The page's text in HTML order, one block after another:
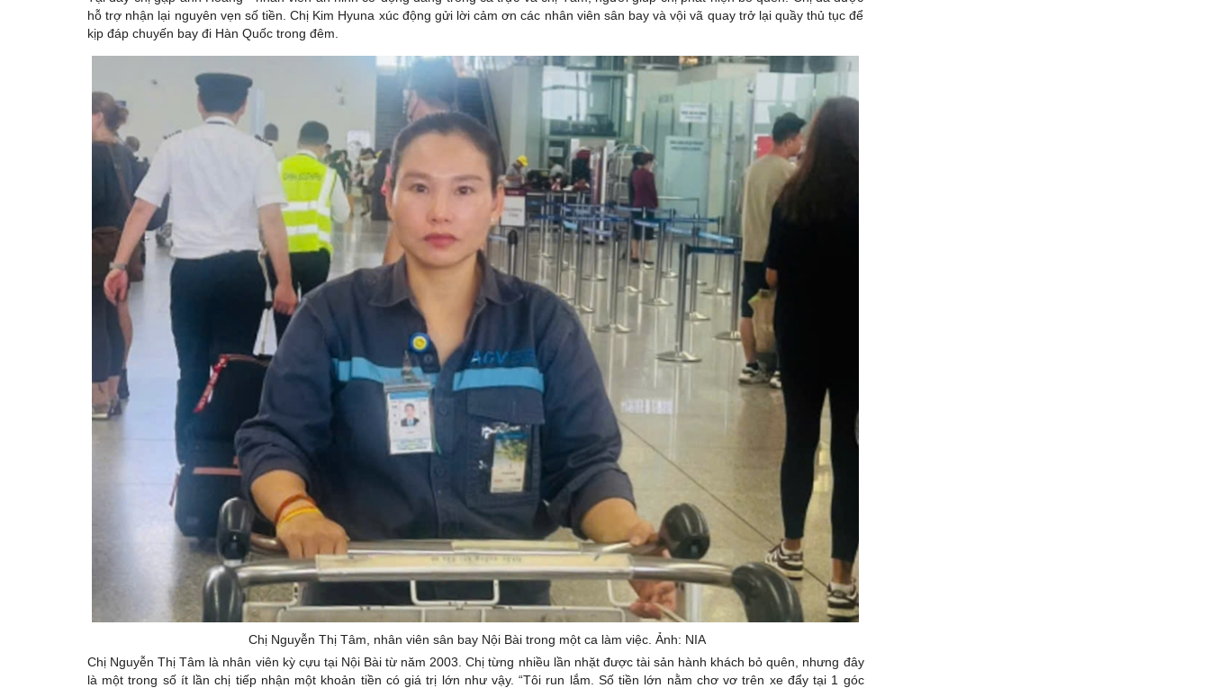
hỗ trợ nhận lại nguyên vẹn số tiền. Chị Kim Hyuna xúc động gửi lời cảm ơn các nhân viên sân bay và vội vã quay trở lại quầy thủ tục để
kịp đáp chuyến bay đi Hàn Quốc trong đêm.
Chị Nguyễn Thị Tâm, nhân viên sân bay Nội Bài trong một ca làm việc. Ảnh: NIA
Chị Nguyễn Thị Tâm là nhân viên kỳ cựu tại Nội Bài từ năm 2003. Chị từng nhiều lần nhặt được tài sản hành khách bỏ quên, nhưng đây
là một trong số ít lần chị tiếp nhận một khoản tiền có giá trị lớn như vậy. “Tôi run lắm. Số tiền lớn nằm chơ vơ trên xe đẩy tại 1 góc